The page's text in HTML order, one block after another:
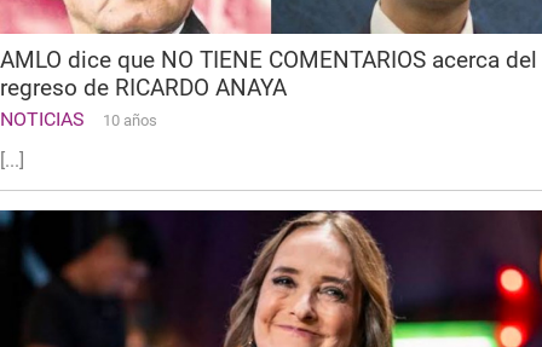
AMLO dice que NO TIENE COMENTARIOS acerca del
regreso de RICARDO ANAYA
NOTICIAS 10 años
[...]